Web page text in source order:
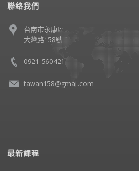
聯絡我們
台南市永康區
大灣路158號
0921-560421
tawan158@gmail.com
最新課程